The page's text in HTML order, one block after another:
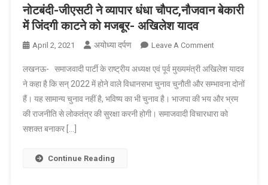
नोटबंदी-जीएसटी ने व्यापार धंधा चौपट,नौजवान बेकारी
में जिंदगी काटने को मजबूर- अखिलेश यादव
April 2, 2021 अयोध्या दर्पण Leave A CommentOn
जीएसटी
ने
व्यापार
धंधा
लखनऊ- समाजवादी पार्टी के राष्ट्रीय अध्यक्ष एवं पूर्व मुख्यमंत्री अखिलेश यादव
ने कहा है कि सन् 2022 में होने वाले विधानसभा चुनाव चुनौती और सम्भावना दोनों
हैं। यह सामान्य चुनाव नहीं है, भविष्य का भी चुनाव है। भाजपा की भय और भ्रम
की राजनीति से लोकतंत्र की सुरक्षा करनी होगी। समाजवादी विचारधारा को
सशक्त बनाकर […]
Continue Reading